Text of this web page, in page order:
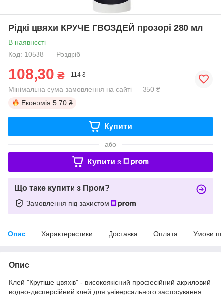
Рідкі цвяхи КРУЧЕ ГВОЗДЕЙ прозорі 280 мл
В наявності
Код: 10538
Роздріб
108,30 ₴ 114 ₴
Мінімальна сума замовлення на сайті — 350 ₴
Економія 5.70 ₴
Купити
або
Купити з
Що таке купити з Пром?
Замовлення під захистом
Опис Характеристики Доставка Оплата Умови
Опис
Клей "Крутіше цвяхів" - високоякісний професійний акриловий
водно-дисперсійний клей для універсального застосування.